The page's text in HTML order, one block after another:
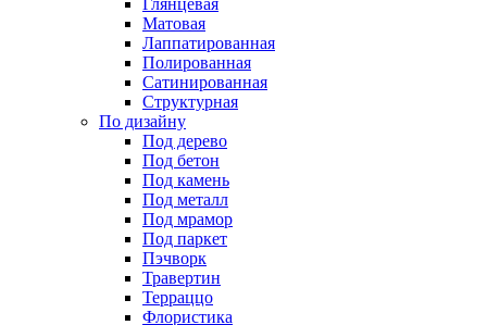
Глянцевая
Матовая
Лаппатированная
Полированная
Сатинированная
Структурная
По дизайну
Под дерево
Под бетон
Под камень
Под металл
Под мрамор
Под паркет
Пэчворк
Травертин
Терраццо
Флористика